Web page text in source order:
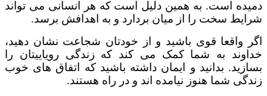
دمیده است. به همین دلیل است که هر انسانی می تواند
شرایط سخت را از میان بردارد و به اهدافش برسد.
اگر واقعا قوی باشید و از خودتان شجاعت نشان دهید،
خداوند به شما کمک می کند که زندگی رویاییتان را
بسازید. بدانید و ایمان داشته باشید که اتفاق های خوب
زندگی شما هنوز نیامده اند و در راه هستند.